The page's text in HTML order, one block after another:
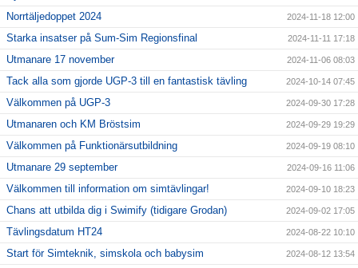
Norrtäljedoppet 2024 2024-11-18 12:00
Starka insatser på Sum-Sim Regionsfinal 2024-11-11 17:18
Utmanare 17 november 2024-11-06 08:03
Tack alla som gjorde UGP-3 till en fantastisk tävling 2024-10-14 07:45
Välkommen på UGP-3 2024-09-30 17:28
Utmanaren och KM Bröstsim 2024-09-29 19:29
Välkommen på Funktionärsutbildning 2024-09-19 08:10
Utmanare 29 september 2024-09-16 11:06
Välkommen till information om simtävlingar! 2024-09-10 18:23
Chans att utbilda dig i Swimify (tidigare Grodan) 2024-09-02 17:05
Tävlingsdatum HT24 2024-08-22 10:10
Start för Simteknik, simskola och babysim 2024-08-12 13:54